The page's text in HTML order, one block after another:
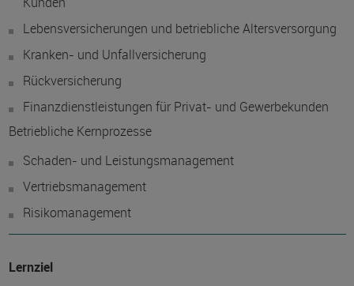
Lebensversicherungen und betriebliche Altersversorgung
Kranken- und Unfallversicherung
Rückversicherung
Finanzdienstleistungen für Privat- und Gewerbekunden
Betriebliche Kernprozesse
Schaden- und Leistungsmanagement
Vertriebsmanagement
Risikomanagement
Lernziel